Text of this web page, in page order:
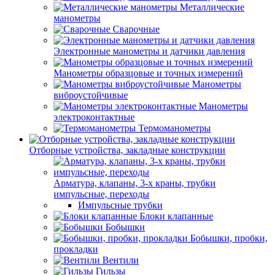
Металлические
манометры
Сварочные
Электронные манометры и датчики давления
Манометры образцовые и точных измерений
Манометры
виброустойчивые
Манометры
электроконтактные
Термоманометры
Отборные устройства, закладные конструкции
Арматура, клапаны, 3-х краны, трубки
импульсные, переходы
Импульсные трубки
Блоки клапанные
Бобышки
Бобышки, пробки,
прокладки
Вентили
Гильзы